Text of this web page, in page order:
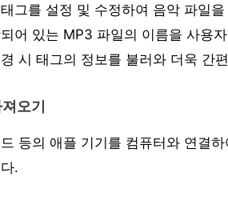
그를 설정 및 수정하여 음악 파일
어 있는 MP3 파일의 이름을 사용
시 태그의 정보를 불러와 더욱 간
오기
등의 애플 기기를 컴퓨터와 연결
.